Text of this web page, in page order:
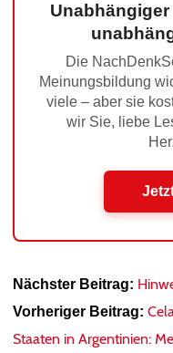
Die
Meinungsbildung
viele – aber sie
wir Sie, liebe
Nächster Beitrag:
Vorheriger Beitrag:
Staaten in Argentinien: